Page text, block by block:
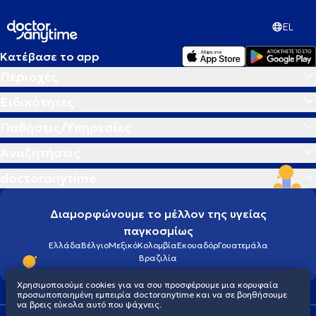
EL
Κατέβασε το app
Διαμορφώνουμε το μέλλον της υγείας
παγκοσμίως
ΕλλάδαΒέλγιοΜεξικόΚολομβίαΕκουαδόρΓουατεμάλα
Βραζιλία
Χρησιμοποιούμε cookies για να σου προσφέρουμε μια κορυφαία
προσωποποιημένη εμπειρία doctoranytime και να σε βοηθήσουμε
να βρεις εύκολα αυτό που ψάχνεις.